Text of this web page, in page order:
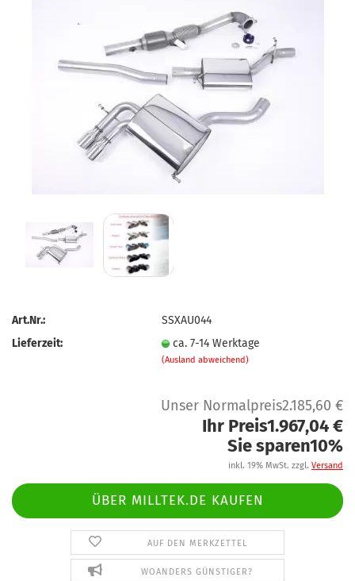
Art.Nr.:
SSXAU044
Lieferzeit:
ca. 7-14 Werktage
(Ausland abweichend)
Unser Normalpreis2.185,60 €
Ihr Preis1.967,04 €
Sie sparen10%
inkl. 19% MwSt. zzgl. Versand
ÜBER MILLTEK.DE KAUFEN
AUF DEN MERKZETTEL
WOANDERS GÜNSTIGER?